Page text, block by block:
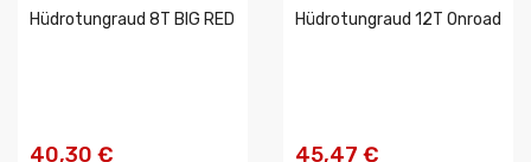
Hüdrotungraud 8T BIG RED
40,30 €
Hüdrotungraud 12T Onroad
45,47 €